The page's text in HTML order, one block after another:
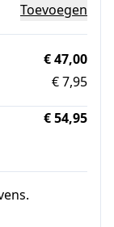
Toevoegen
€ 47,00
€ 7,95
€ 54,95